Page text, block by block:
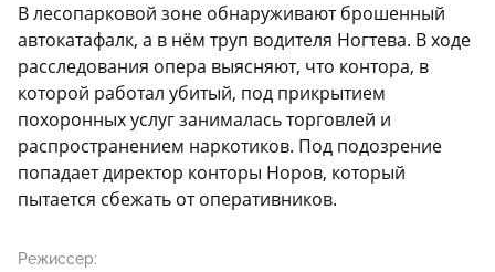
В лесопарковой зоне обнаруживают брошенный
автокатафалк, а в нём труп водителя Ногтева. В ходе
расследования опера выясняют, что контора, в
которой работал убитый, под прикрытием
похоронных услуг занималась торговлей и
распространением наркотиков. Под подозрение
попадает директор конторы Норов, который
пытается сбежать от оперативников.
Режиссер: